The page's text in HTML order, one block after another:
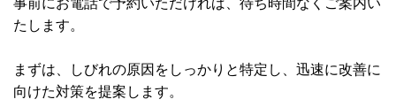
たします。
まずは、しびれの原因をしっかりと特定し、迅速に改善に
向けた対策を提案します。